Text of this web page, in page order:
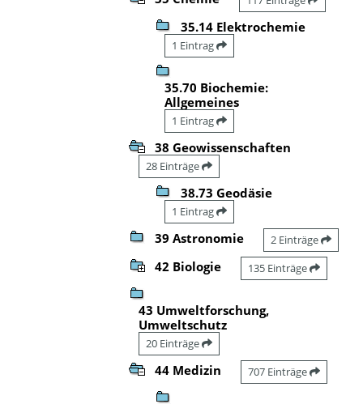
35.14 Elektrochemie
1 Eintrag
35.70 Biochemie:
Allgemeines
1 Eintrag
38 Geowissenschaften
28 Einträge
38.73 Geodäsie
1 Eintrag
39 Astronomie 2 Einträge
42 Biologie 135 Einträge
43 Umweltforschung,
Umweltschutz
20 Einträge
44 Medizin 707 Einträge